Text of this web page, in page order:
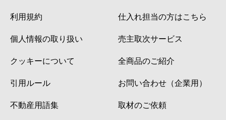
利用規約
個人情報の取り扱い
クッキーについて
引用ルール
不動産用語集
仕入れ担当の方はこちら
売主取次サービス
全商品のご紹介
お問い合わせ（企業用）
取材のご依頼